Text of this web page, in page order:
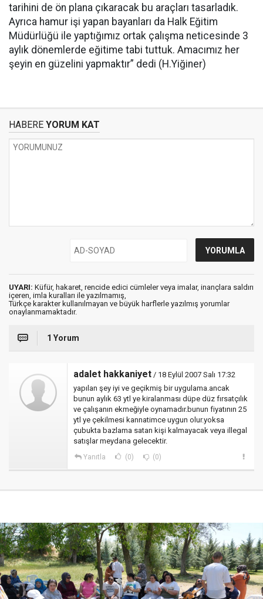
tarihini de ön plana çıkaracak bu araçları tasarladık.
Ayrıca hamur işi yapan bayanları da Halk Eğitim
Müdürlüğü ile yaptığımız ortak çalışma neticesinde 3
aylık dönemlerde eğitime tabi tuttuk. Amacımız her
şeyin en güzelini yapmaktır” dedi (H.Yiğiner)
HABERE YORUM KAT
UYARI: Küfür, hakaret, rencide edici cümleler veya imalar, inançlara saldırı
içeren, imla kuralları ile yazılmamış,
Türkçe karakter kullanılmayan ve büyük harflerle yazılmış yorumlar
onaylanmamaktadır.
1 Yorum
adalet hakkaniyet / 18 Eylül 2007 Salı 17:32
yapılan şey iyi ve geçikmiş bir uygulama.ancak
bunun aylık 63 ytl ye kiralanması düpe düz fırsatçılık
ve çalışanın ekmeğiyle oynamadır.bunun fiyatının 25
ytl ye çekilmesi kannatimce uygun olur.yoksa
çubukta bazlama satan kişi kalmayacak veya illegal
satışlar meydana gelecektir.
Yanıtla (0) (0)